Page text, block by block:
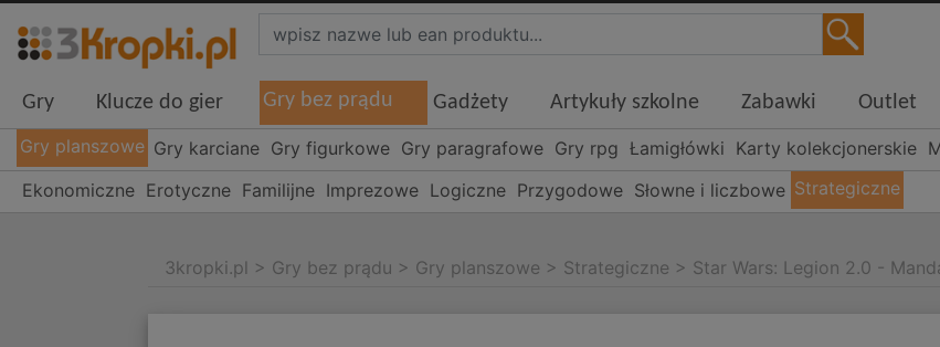
Gry Klucze do gier Gry bez prądu Gadżety Artykuły szkolne Zabawki Outlet
Gry planszowe Gry karciane Gry figurkowe Gry paragrafowe Gry rpg Łamigłówki Karty kolekcjonerskie
Ekonomiczne Erotyczne Familijne Imprezowe Logiczne Przygodowe Słowne i liczbowe Strategiczne
3kropki.pl > Gry bez prądu > Gry planszowe > Strategiczne > Star Wars: Legion 2.0 -